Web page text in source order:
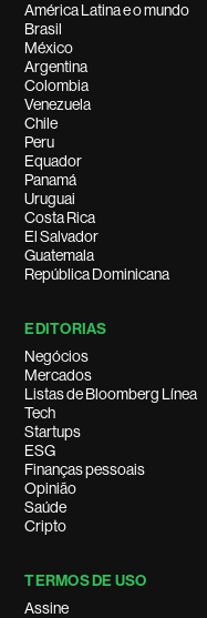
América Latina e o mundo
Brasil
México
Argentina
Colombia
Venezuela
Chile
Peru
Equador
Panamá
Uruguai
Costa Rica
El Salvador
Guatemala
República Dominicana
EDITORIAS
Negócios
Mercados
Listas de Bloomberg Línea
Tech
Startups
ESG
Finanças pessoais
Opinião
Saúde
Cripto
TERMOS DE USO
Assine